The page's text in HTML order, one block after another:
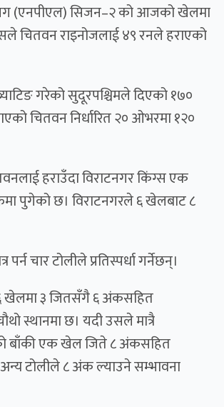
(एनपीएल) सिजन–२ को आजको खेलमा
चितवन राइनोजलाई ४९ रनले हराएको
गरेको सुदूरपश्चिमले दिएको १७०
चितवन निर्धारित २० ओभरमा १२०
हराउँदा विराटनगर किंग्स एक
पुगेको छ। विराटनगरले ६ खेलबाट ८
पर्न चार टोलीले प्रतिस्पर्धा गर्नेछन्।
खेलमा ३ जितसँगै ६ अंकसहित
स्थानमा छ। यदी उसले मात्रै
बाँकी एक खेल जिते ८ अंकसहित
टोलीले ८ अंक ल्याउने सम्भावना